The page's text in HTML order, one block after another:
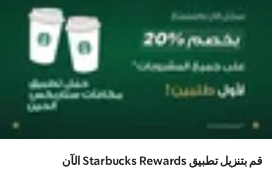
قم بتنزيل تطبيق Starbucks Rewards الآن